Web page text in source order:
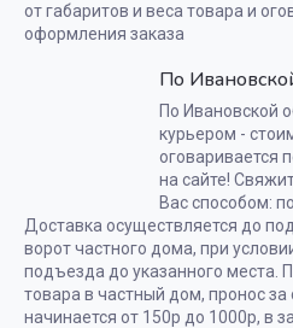
от габаритов и веса товара и
оформления заказа
По
По Ивановской
курьером -
оговаривается
на сайте!
Вас способом:
Доставка осуществляется до
ворот частного дома, при
подъезда до указанного места.
товара в частный дом, пронос
начинается от 150р до 1000р, в